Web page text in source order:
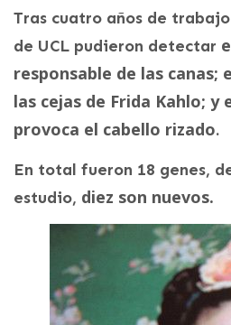
Tras cuatro años de
de UCL pudieron detectar
responsable de las canas;
las cejas de Frida Kahlo; y
provoca el cabello rizado.
En total fueron 18 genes,
estudio, diez son nuevos.